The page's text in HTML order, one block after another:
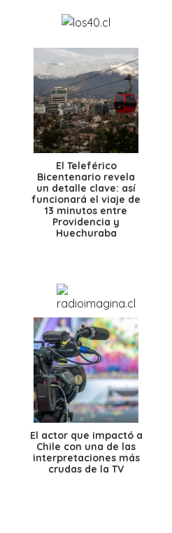
El Teleférico
Bicentenario revela
un detalle clave: así
funcionará el viaje de
13 minutos entre
Providencia y
Huechuraba
El actor que impactó a
Chile con una de las
interpretaciones más
crudas de la TV